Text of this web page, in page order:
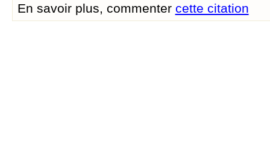
En savoir plus, commenter cette citation